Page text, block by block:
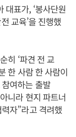
대표가, ‘봉사단원
교육’을 진행했
히 ‘파견 전 교
한 사람 한 사람이
여하는 출발
니라 현지 파트너
자”라고 격려했